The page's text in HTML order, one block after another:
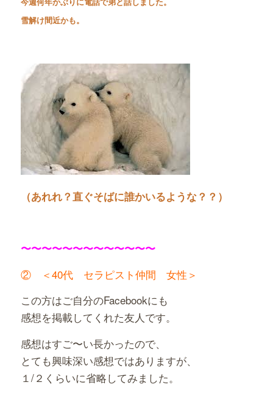
雪解け間近かも。
（あれれ？直ぐそばに誰かいるような？？）
〜〜〜〜〜〜〜〜〜〜〜〜〜
② ＜40代 セラピスト仲間 女性＞
この方はご自分のFacebookにも
感想を掲載してくれた友人です。
感想はすご〜い長かったので、
とても興味深い感想ではありますが、
１/２くらいに省略してみました。